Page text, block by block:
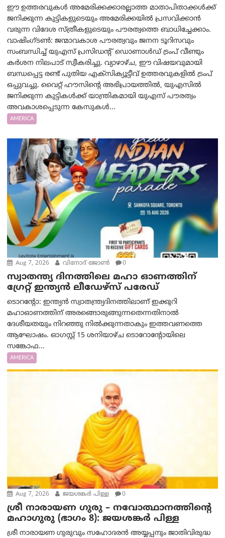
ഈ ഉത്തരവുകൾ അമേരിക്കക്കാരല്ലാത്ത മാതാപിതാക്കൾക്ക്
ജനിക്കുന്ന കുട്ടികളുടെയും അമേരിക്കയിൽ പ്രസവിക്കാൻ
വരുന്ന വിദേശ സ്ത്രീകളുടെയും പൗരത്വത്തെ ബാധിച്ചേക്കാം.
വാഷിംഗ്ടണ്‍: ജന്മാവകാശ പൗരത്വവും ജനന ടൂറിസവും
സംബന്ധിച്ച് യുഎസ് പ്രസിഡന്റ് ഡൊണാൾഡ് ട്രംപ് വീണ്ടും
കർശന നിലപാട് സ്വീകരിച്ചു. വ്യാഴാഴ്ച, ഈ വിഷയവുമായി
ബന്ധപ്പെട്ട രണ്ട് പുതിയ എക്സിക്യൂട്ടീവ് ഉത്തരവുകളിൽ ട്രംപ്
ഒപ്പുവച്ചു. വൈറ്റ് ഹൗസിന്റെ അഭിപ്രായത്തിൽ, യുഎസിൽ
ജനിക്കുന്ന കുട്ടികൾക്ക് യാന്ത്രികമായി യുഎസ് പൗരത്വം
അവകാശപ്പെടുന്ന കേസുകൾ...
AMERICA
Aug 7, 2026 വിനോദ് ജോൺ 0
സ്വാതന്ത്യ ദിനത്തിലെ മഹാ ഓണത്തിന്
ഗ്രേറ്റ് ഇന്ത്യൻ ലീഡേഴ്സ് പരേഡ്
ടൊറന്റോ: ഇന്ത്യൻ സ്വാതന്ത്ര്യദിനത്തിലാണ് ഇക്കുറി
മഹാഓണത്തിന് അരങ്ങൊരുങ്ങുന്നതെന്നതിനാൽ
ദേശീയതയും നിറഞ്ഞു നിൽക്കുന്നതാകും ഇത്തവണത്തെ
ആഘോഷം. ഓഗസ്റ്റ് 15 ശനിയാഴ്ച ടൊറോന്റോയിലെ
സങ്കോഫ...
AMERICA
Aug 7, 2026 ജയശങ്കര്‍ പിള്ള 0
ശ്രീ നാരായണ ഗുരു – നവോത്ഥാനത്തിന്റെ
മഹാഗുരു (ഭാഗം 8): ജയശങ്കര്‍ പിള്ള
ശ്രീ നാരായണ ഗുരുവും സഹോദരൻ അയ്യപ്പനും ജാതിവിരുദ്ധ